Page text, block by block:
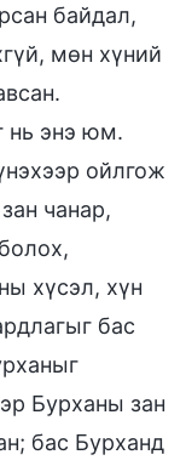
байдал,
мөн хүний
нь энэ юм.
ойлгож
чанар,
хүсэл, хүн
бас
Бурханы зан
бас Бурханд